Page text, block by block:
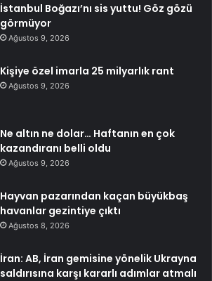
İstanbul Boğazı’nı sis yuttu! Göz gözü
görmüyor
Ağustos 9, 2026
Kişiye özel imarla 25 milyarlık rant
Ağustos 9, 2026
Ne altın ne dolar… Haftanın en çok
kazandıranı belli oldu
Ağustos 9, 2026
Hayvan pazarından kaçan büyükbaş
havanlar gezintiye çıktı
Ağustos 8, 2026
İran: AB, İran gemisine yönelik Ukrayna
saldırısına karşı kararlı adımlar atmalı